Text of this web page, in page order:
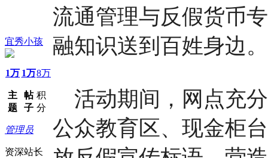
宜秀小孩
1万
主
题
1万
帖
子
8万
积
分
管理员
资深站长
流通管理与反假货币
融知识送到百姓身边。
活动期间，网点充
公众教育区、现金柜